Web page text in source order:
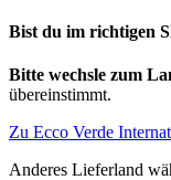
Bist du im richtigen
Bitte wechsle zum
übereinstimmt.
Zu Ecco Verde
Anderes Lieferland